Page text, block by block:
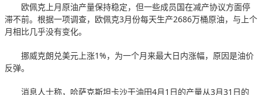
欧佩克上月原油产量保持稳定，但一些成员国在减产协议方面停
滞不前。根据一项调查，欧佩克3月份每天生产2686万桶原油，与上个
月相比几乎没有变化。
挪威克朗兑美元上涨1%，为一个月来最大日内涨幅，原因是油价
反弹。
消息人士称，哈萨克斯坦卡沙干油田4月1日的产量从3月31日的